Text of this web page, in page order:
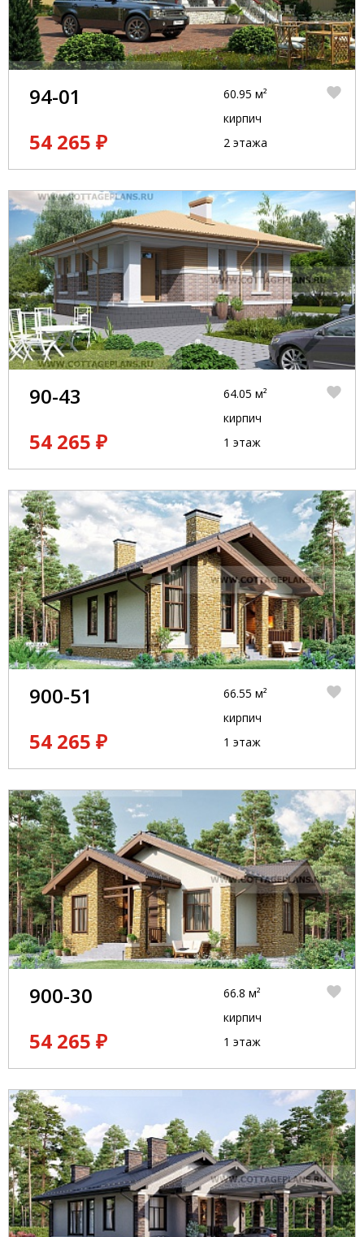
94-01
54 265 ₽
60.95 м²
кирпич
2 этажа
90-43
54 265 ₽
64.05 м²
кирпич
1 этаж
900-51
54 265 ₽
66.55 м²
кирпич
1 этаж
900-30
54 265 ₽
66.8 м²
кирпич
1 этаж